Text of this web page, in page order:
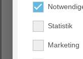
Statistik
Marketing